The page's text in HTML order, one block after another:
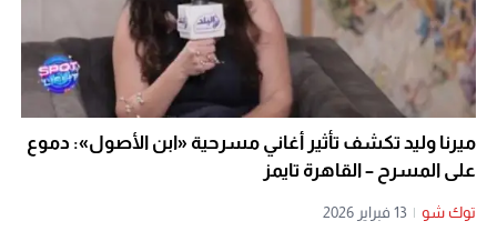
ميرنا وليد تكشف تأثير أغاني مسرحية «ابن الأصول»: دموع
على المسرح – القاهرة تايمز
توك شو | 13 فبراير 2026